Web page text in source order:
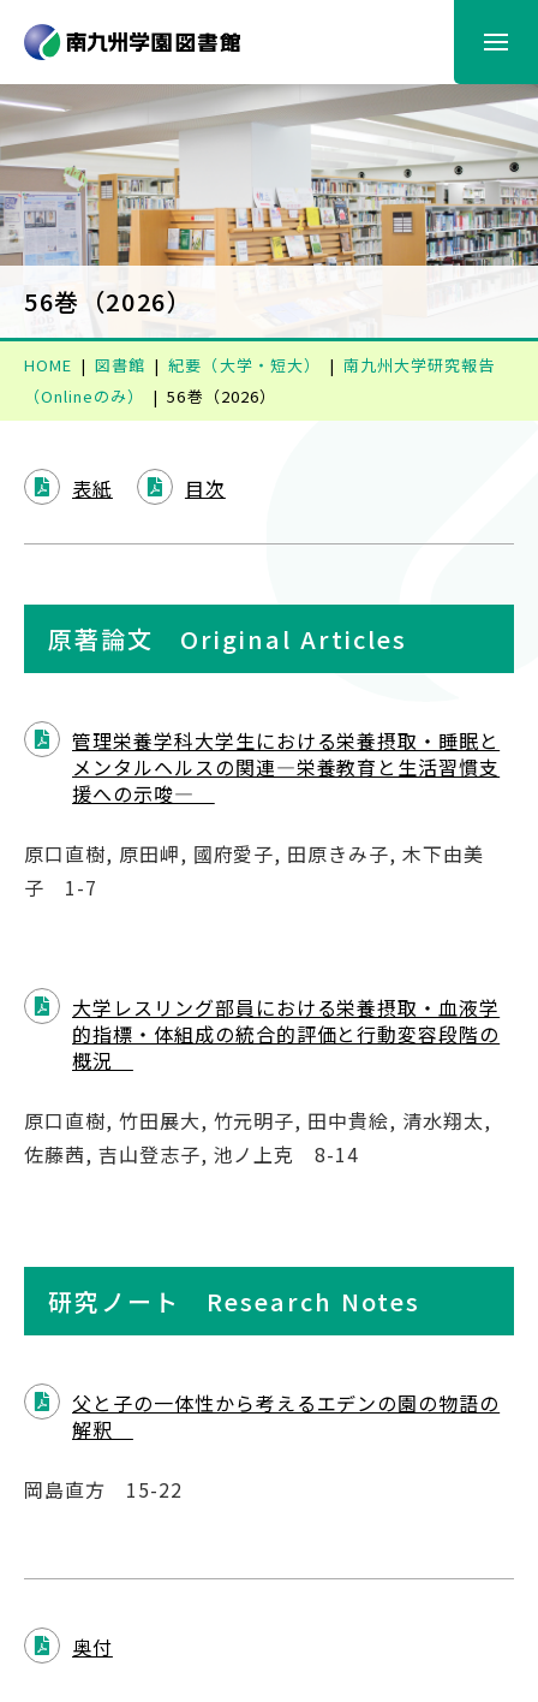
図書館からのお知らせ
利用案内
蔵書検索
情報検索
紀要（大学・短大）
図書館ガイダンス
蔵書検索 Twitter
56巻（2026）
HOME 図書館 紀要（大学・短大）
南九州大学研究報告
（Onlineのみ）
56巻（2026）
表紙 目次
原著論文 Original Articles
管理栄養学科大学生における栄養摂取・睡眠と
メンタルヘルスの関連―栄養教育と生活習慣支
援への示唆―
原口直樹, 原田岬, 國府愛子, 田原きみ子, 木下由美
子 1-7
大学レスリング部員における栄養摂取・血液学
的指標・体組成の統合的評価と行動変容段階の
概況
原口直樹, 竹田展大, 竹元明子, 田中貴絵, 清水翔太,
佐藤茜, 吉山登志子, 池ノ上克 8-14
研究ノート Research Notes
父と子の一体性から考えるエデンの園の物語の
解釈
岡島直方 15-22
奥付